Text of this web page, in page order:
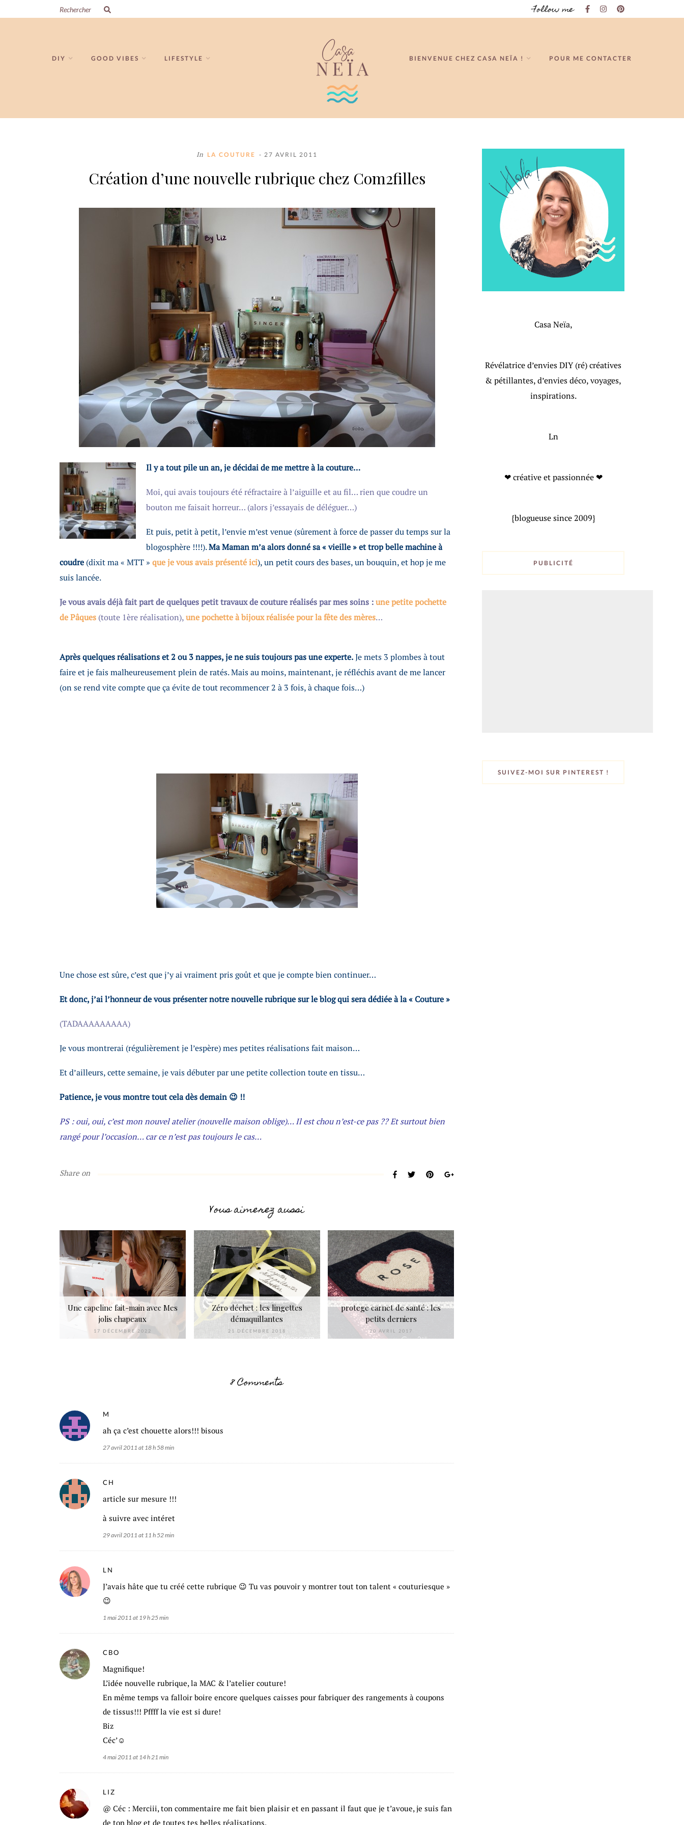
Follow me
DIY GOOD VIBES LIFESTYLE BIENVENUE CHEZ CASA NEÏA ! POUR ME CONTACTER
In LA COUTURE - 27 AVRIL 2011
Création d’une nouvelle rubrique chez Com2filles
Il y a tout pile un an, je décidai de me mettre à la couture…
Moi, qui avais toujours été réfractaire à l’aiguille et au fil… rien que coudre un
bouton me faisait horreur… (alors j’essayais de déléguer…)
Et puis, petit à petit, l’envie m’est venue (sûrement à force de passer du temps sur la
blogosphère !!!!).Ma Maman m’a alors donné sa « vieille » et trop belle machine à
coudre (dixit ma « MTT » que je vous avais présenté ici), un petit cours des bases, un bouquin, et hop je me
suis lancée.
Je vous avais déjà fait part de quelques petit travaux de couture réalisés par mes soins :une petite pochette
de Pâques (toute 1ère réalisation),une pochette à bijoux réalisée pour la fête des mères…
Après quelques réalisations et 2 ou 3 nappes, je ne suis toujours pas une experte.Je mets 3 plombes à tout
faire et je fais malheureusement plein de ratés. Mais au moins, maintenant, je réfléchis avant de me lancer
(on se rend vite compte que ça évite de tout recommencer 2 à 3 fois, à chaque fois…)
Une chose est sûre, c’est que j’y ai vraiment pris goût et que je compte bien continuer…
Et donc, j’ai l’honneur de vous présenter notre nouvelle rubrique sur le blog qui sera dédiée à la « Couture »
(TADAAAAAAAAA)
Je vous montrerai (régulièrement je l’espère) mes petites réalisations fait maison…
Et d’ailleurs, cette semaine, je vais débuter par une petite collection toute en tissu…
Patience, je vous montre tout cela dès demain 😉 !!
PS : oui, oui, c’est mon nouvel atelier (nouvelle maison oblige)… Il est chou n’est-ce pas ?? Et surtout bien
rangé pour l’occasion… car ce n’est pas toujours le cas…
Share on
Vous aimerez aussi
Une capeline fait-main avec Mes
jolis chapeaux
17 DÉCEMBRE 2022
Zéro déchet : les lingettes
démaquillantes
21 DÉCEMBRE 2018
protege carnet de santé : les
petits derniers
20 AVRIL 2017
8 Comments
M
ah ça c’est chouette alors!!! bisous
27 avril 2011 at 18 h 58 min
CH
article sur mesure !!!
à suivre avec intéret
29 avril 2011 at 11 h 52 min
LN
J’avais hâte que tu créé cette rubrique 😉 Tu vas pouvoir y montrer tout ton talent « couturiesque »
😉
1 mai 2011 at 19 h 25 min
CBO
Magnifique!
L’idée nouvelle rubrique, la MAC & l’atelier couture!
En même temps va falloir boire encore quelques caisses pour fabriquer des rangements à coupons
de tissus!!! Pffff la vie est si dure!
Biz
Céc’☺
4 mai 2011 at 14 h 21 min
LIZ
@ Céc : Merciii, ton commentaire me fait bien plaisir et en passant il faut que je t’avoue, je suis fan
de ton blog et de toutes tes belles réalisations.
Casa Neïa,
Révélatrice d’envies DIY (ré) créatives
& pétillantes, d’envies déco, voyages,
inspirations.
Ln
❤ créative et passionnée ❤
{blogueuse since 2009}
PUBLICITÉ
SUIVEZ-MOI SUR PINTEREST !